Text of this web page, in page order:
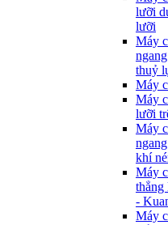
lưỡi
lưỡi
Máy
thuỷ
Máy
Máy
lưỡi
Máy
khí
Máy
-
Máy